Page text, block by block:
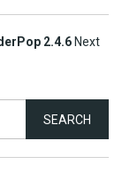
2.4.6 Next